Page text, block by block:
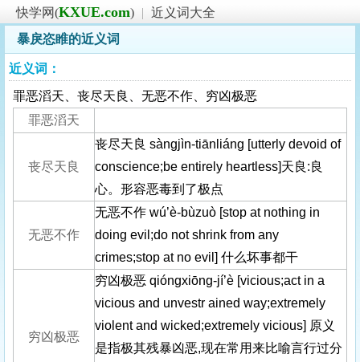
快学网(KXUE.com) | 近义词大全
暴戾恣睢的近义词
近义词：
罪恶滔天、丧尽天良、无恶不作、穷凶极恶
罪恶滔天
丧尽天良
丧尽天良 sàngjìn-tiānliáng [utterly devoid of
conscience;be entirely heartless]天良:良
心。形容恶毒到了极点
无恶不作
无恶不作 wú’è-bùzuò [stop at nothing in
doing evil;do not shrink from any
crimes;stop at no evil] 什么坏事都干
穷凶极恶
穷凶极恶 qióngxiōng-jí’è [vicious;act in a
vicious and unvestr ained way;extremely
violent and wicked;extremely vicious] 原义
是指极其残暴凶恶,现在常用来比喻言行过分